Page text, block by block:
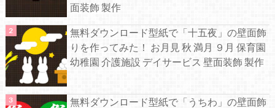
面装飾 製作
無料ダウンロード型紙で「十五夜」の壁面飾
りを作ってみた！ お月見 秋 満月 ９月 保育園
幼稚園 介護施設 デイサービス 壁面装飾 製作
無料ダウンロード型紙で「うちわ」の壁面飾